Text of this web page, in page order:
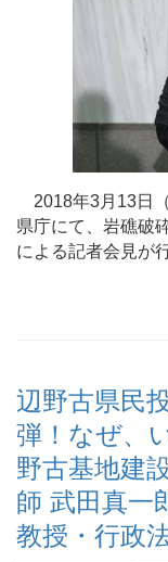
2018年3月13日
県庁にて、岩礁破
による記者会見が
辺野古県民
弾！なぜ、
野古基地建
師 武田真一
教授・行政法